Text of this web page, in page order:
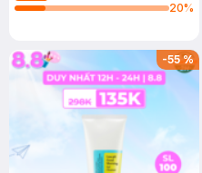
20%
-55%